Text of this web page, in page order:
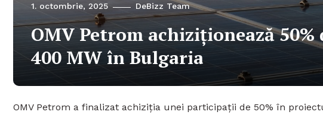
1. octombrie, 2025 DeBizz Team
OMV Petrom achiziționează
400 MW în Bulgaria
OMV Petrom a finalizat achiziția unei participații de 50% în